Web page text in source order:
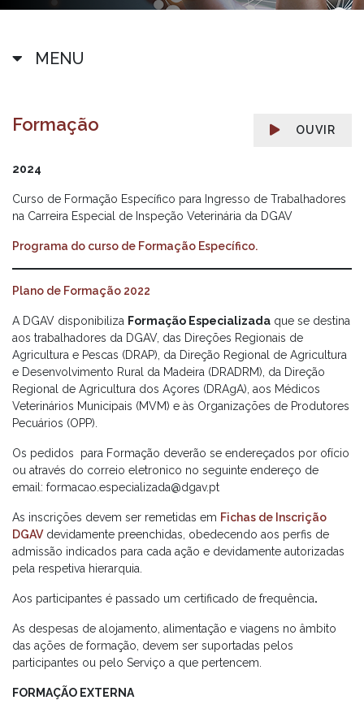
MENU
OUVIR
Formação
2024
Curso de Formação Específico para Ingresso de Trabalhadores
na Carreira Especial de Inspeção Veterinária da DGAV
Programa do curso de Formação Específico.
Plano de Formação 2022
A DGAV disponibiliza Formação Especializada que se destina
aos trabalhadores da DGAV, das Direções Regionais de
Agricultura e Pescas (DRAP), da Direção Regional de Agricultura
e Desenvolvimento Rural da Madeira (DRADRM), da Direção
Regional de Agricultura dos Açores (DRAgA), aos Médicos
Veterinários Municipais (MVM) e às Organizações de Produtores
Pecuários (OPP).
Os pedidos para Formação deverão se endereçados por ofício
ou através do correio eletronico no seguinte endereço de
email: formacao.especializada@dgav.pt
As inscrições devem ser remetidas em Fichas de Inscrição
DGAVdevidamente preenchidas, obedecendo aos perfis de
admissão indicados para cada ação e devidamente autorizadas
pela respetiva hierarquia.
Aos participantes é passado um certificado de frequência.
As despesas de alojamento, alimentação e viagens no âmbito
das ações de formação, devem ser suportadas pelos
participantes ou pelo Serviço a que pertencem.
FORMAÇÃO EXTERNA